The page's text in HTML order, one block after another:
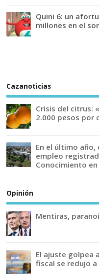
Quini 6: un
millones en el
Cazanoticias
Crisis del citrus:
2.000 pesos por
En el último
empleo
Conocimiento en
Opinión
Mentiras,
El ajuste golpea
fiscal se redujo